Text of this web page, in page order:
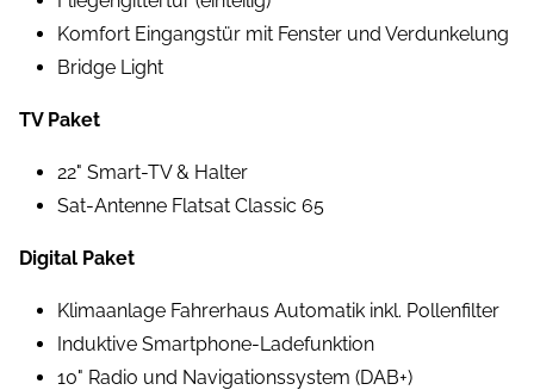
Komfort Eingangstür mit Fenster und Verdunkelung
Bridge Light
TV Paket
22" Smart-TV & Halter
Sat-Antenne Flatsat Classic 65
Digital Paket
Klimaanlage Fahrerhaus Automatik inkl. Pollenfilter
Induktive Smartphone-Ladefunktion
10" Radio und Navigationssystem (DAB+)